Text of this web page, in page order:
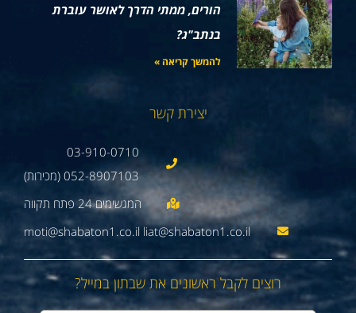
הורים, ממתי הדרך לאושר עוברת
בנתב"ג?
להמשך קריאה »
יצירת קשר
03-910-0710
052-8907103 (מכירות)
moti@shabaton1.co.il liat@shabaton1.co.il
רוצים לקבל ראשונים את שבתון במייל?